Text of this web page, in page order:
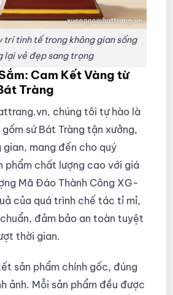
trí tinh tế trong không gian sống
lại vẻ đẹp sang trọng
Cam Kết Vàng từ
Tràng
chúng tôi tự hào là
sứ Bát Tràng tận xưởng,
gian, mang đến cho quý
phẩm chất lượng cao với giá
Mã Đáo Thành Công XG-
của quá trình chế tác tỉ mỉ,
đảm bảo an toàn tuyệt
thời gian.
sản phẩm chính gốc, đúng
ảnh. Mỗi sản phẩm đều được